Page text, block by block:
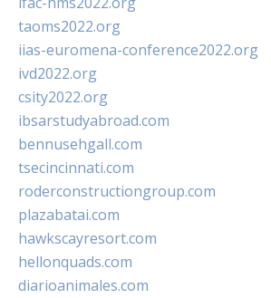
taoms2022.org
iias-euromena-conference2022.org
ivd2022.org
csity2022.org
ibsarstudyabroad.com
bennusehgall.com
tsecincinnati.com
roderconstructiongroup.com
plazabatai.com
hawkscayresort.com
hellonquads.com
diarioanimales.com